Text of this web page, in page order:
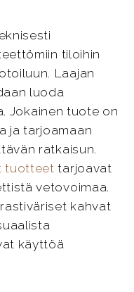
tiloihin
Laajan
luoda
Jokainen tuote on
ja tarjoamaan
ratkaisun.
tuotteet tarjoavat
vetovoimaa.
kahvat
käyttöä